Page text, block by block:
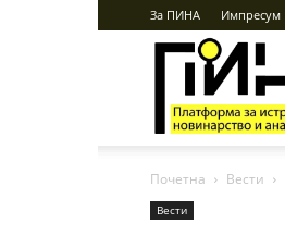
За ПИНА Импресум
Почетна Вести
Вести